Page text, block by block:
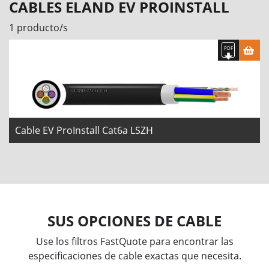
CABLES ELAND EV PROINSTALL
1 producto/s
Cable EV ProInstall Cat6a LSZH
SUS OPCIONES DE CABLE
Use los filtros FastQuote para encontrar las
especificaciones de cable exactas que necesita.